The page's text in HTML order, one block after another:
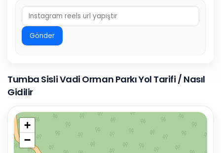
Gönder
Tumba Sisli Vadi Orman Parkı Yol Tarifi / Nasıl
Gidilir
+
−